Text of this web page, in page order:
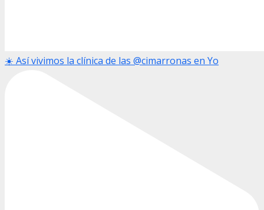
☀️ Así vivimos la clínica de las @cimarronas en Yo